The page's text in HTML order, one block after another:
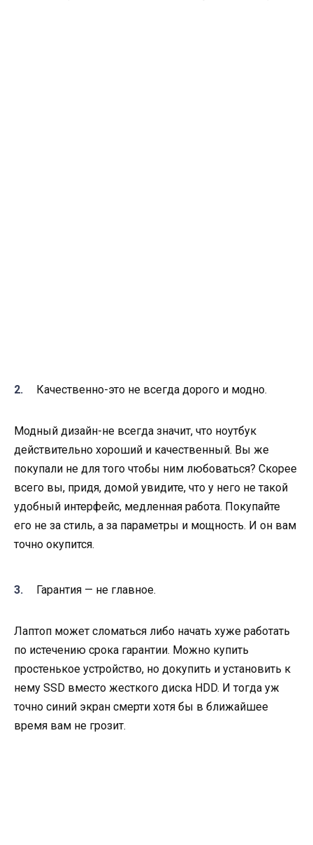
Качественно-это не всегда дорого и модно.
Модный дизайн-не всегда значит, что ноутбук
действительно хороший и качественный. Вы же
покупали не для того чтобы ним любоваться? Скорее
всего вы, придя, домой увидите, что у него не такой
удобный интерфейс, медленная работа. Покупайте
его не за стиль, а за параметры и мощность. И он вам
точно окупится.
Гарантия — не главное.
Лаптоп может сломаться либо начать хуже работать
по истечению срока гарантии. Можно купить
простенькое устройство, но докупить и установить к
нему SSD вместо жесткого диска HDD. И тогда уж
точно синий экран смерти хотя бы в ближайшее
время вам не грозит.